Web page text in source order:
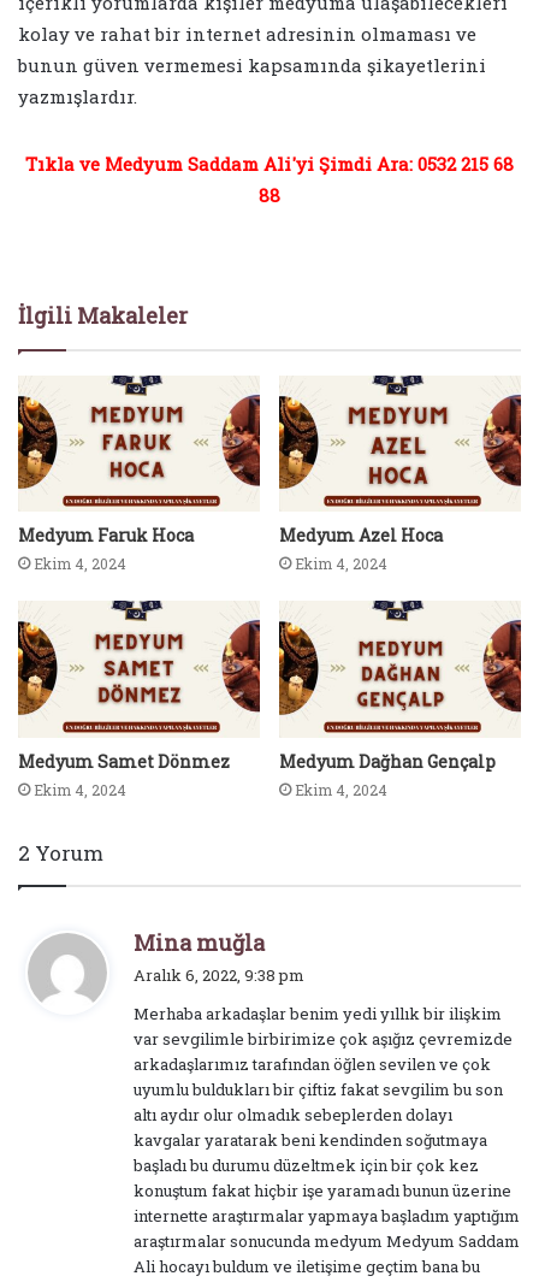
kolay ve rahat bir internet adresinin olmaması ve
bunun güven vermemesi kapsamında şikayetlerini
yazmışlardır.
Tıkla ve Medyum Saddam Ali'yi Şimdi Ara: 0532 215 68
88
İlgili Makaleler
Medyum Faruk Hoca
Ekim 4, 2024
Medyum Azel Hoca
Ekim 4, 2024
Medyum Samet Dönmez
Ekim 4, 2024
Medyum Dağhan Gençalp
Ekim 4, 2024
2 Yorum
Mina muğla
i
k
i
:
Aralık 6, 2022, 9:38 pm
Merhaba arkadaşlar benim yedi yıllık bir ilişkim
var sevgilimle birbirimize çok aşığız çevremizde
arkadaşlarımız tarafından öğlen sevilen ve çok
uyumlu buldukları bir çiftiz fakat sevgilim bu son
altı aydır olur olmadık sebeplerden dolayı
kavgalar yaratarak beni kendinden soğutmaya
başladı bu durumu düzeltmek için bir çok kez
konuştum fakat hiçbir işe yaramadı bunun üzerine
internette araştırmalar yapmaya başladım yaptığım
araştırmalar sonucunda medyum Medyum Saddam
Ali hocayı buldum ve iletişime geçtim bana bu